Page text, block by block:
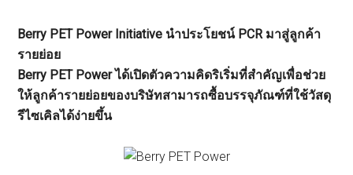
Berry PET Power Initiative นำประโยชน์ PCR มาสู่ลูกค้า
รายย่อย
Berry PET Power ได้เปิดตัวความคิดริเริ่มที่สำคัญเพื่อช่วย
ให้ลูกค้ารายย่อยของบริษัทสามารถซื้อบรรจุภัณฑ์ที่ใช้วัสดุ
รีไซเคิลได้ง่ายขึ้น